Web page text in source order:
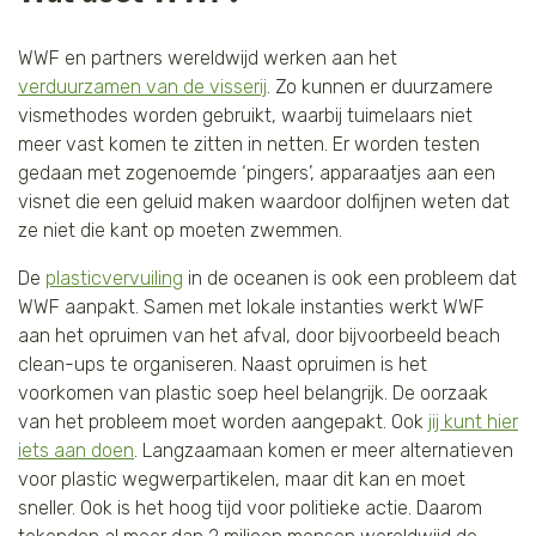
WWF en partners wereldwijd werken aan het
verduurzamen van de visserij. Zo kunnen er duurzamere
vismethodes worden gebruikt, waarbij tuimelaars niet
meer vast komen te zitten in netten. Er worden testen
gedaan met zogenoemde ‘pingers’, apparaatjes aan een
visnet die een geluid maken waardoor dolfijnen weten dat
ze niet die kant op moeten zwemmen.
De plasticvervuiling in de oceanen is ook een probleem dat
WWF aanpakt. Samen met lokale instanties werkt WWF
aan het opruimen van het afval, door bijvoorbeeld beach
clean-ups te organiseren. Naast opruimen is het
voorkomen van plastic soep heel belangrijk. De oorzaak
van het probleem moet worden aangepakt. Ook jij kunt hier
iets aan doen. Langzaamaan komen er meer alternatieven
voor plastic wegwerpartikelen, maar dit kan en moet
sneller. Ook is het hoog tijd voor politieke actie. Daarom